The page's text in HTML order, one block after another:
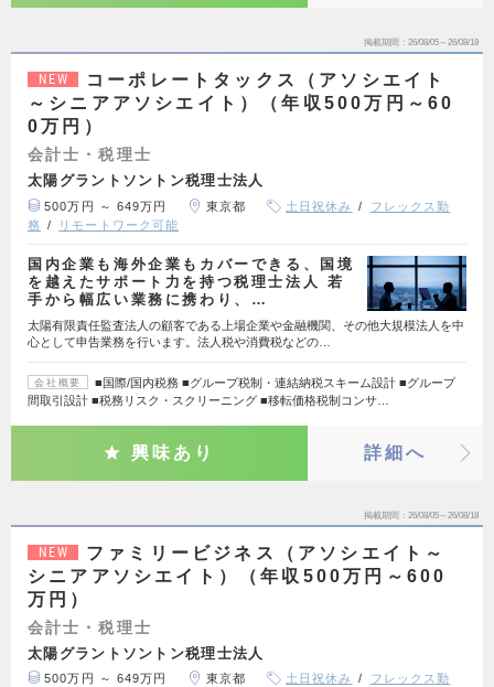
掲載期間 26/08/05～26/08/18
NEW
コーポレートタックス（アソシエイト
～シニアアソシエイト）（年収500万円～60
0万円）
会計士・税理士
太陽グラントソントン税理士法人
500万円 ～ 649万円 東京都 土日祝休み
フレックス勤
務
リモートワーク可能
国内企業も海外企業もカバーできる、国境
を越えたサポート力を持つ税理士法人 若
手から幅広い業務に携わり、…
太陽有限責任監査法人の顧客である上場企業や金融機関、その他大規模法人を中
心として申告業務を行います。法人税や消費税などの…
会社概要
■国際/国内税務 ■グループ税制・連結納税スキーム設計 ■グループ
間取引設計 ■税務リスク・スクリーニング ■移転価格税制コンサ…
興味あり 詳細へ
掲載期間 26/08/05～26/08/18
NEW
ファミリービジネス（アソシエイト～
シニアアソシエイト）（年収500万円～600
万円）
会計士・税理士
太陽グラントソントン税理士法人
500万円 ～ 649万円 東京都 土日祝休み
フレックス勤